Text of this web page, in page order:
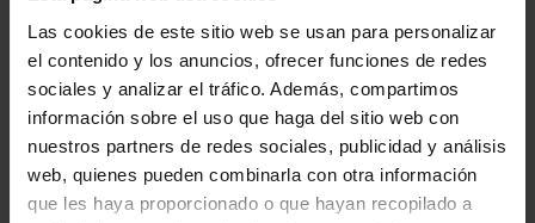
Las cookies de este sitio web se usan para personalizar
el contenido y los anuncios, ofrecer funciones de redes
sociales y analizar el tráfico. Además, compartimos
información sobre el uso que haga del sitio web con
nuestros partners de redes sociales, publicidad y análisis
web, quienes pueden combinarla con otra información
que les haya proporcionado o que hayan recopilado a
ORDENAR POR:
REFINAR